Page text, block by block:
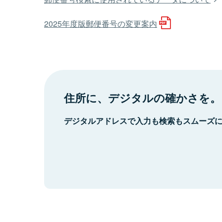
2025年度版郵便番号の変更案内
住所に、デジタルの確かさを。
デジタルアドレスで入力も検索もスムーズ